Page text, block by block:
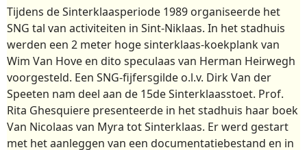
Tijdens de Sinterklaasperiode 1989 organiseerde het
SNG tal van activiteiten in Sint-Niklaas. In het stadhuis
werden een 2 meter hoge sinterklaas-koekplank van
Wim Van Hove en dito speculaas van Herman Heirwegh
voorgesteld. Een SNG-fijfersgilde o.l.v. Dirk Van der
Speeten nam deel aan de 15de Sinterklaasstoet. Prof.
Rita Ghesquiere presenteerde in het stadhuis haar boek
Van Nicolaas van Myra tot Sinterklaas. Er werd gestart
met het aanleggen van een documentatiebestand en in